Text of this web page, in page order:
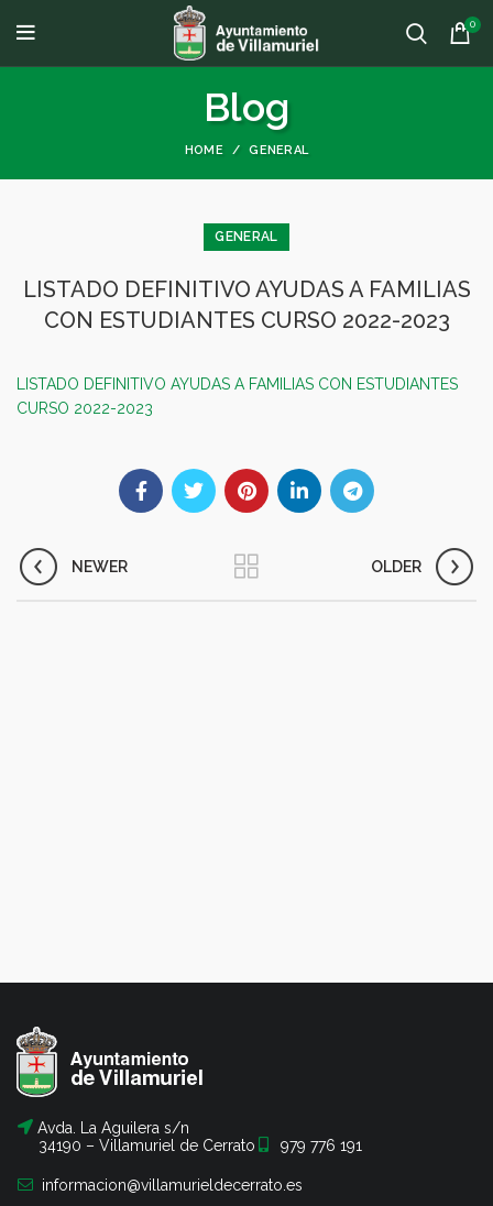
0
Blog
HOME GENERAL
GENERAL
LISTADO DEFINITIVO AYUDAS A FAMILIAS
CON ESTUDIANTES CURSO 2022-2023
LISTADO DEFINITIVO AYUDAS A FAMILIAS CON ESTUDIANTES
CURSO 2022-2023
NEWER OLDER
Avda. La Aguilera s/n
34190 – Villamuriel de Cerrato
979 776 191
informacion@villamurieldecerrato.es